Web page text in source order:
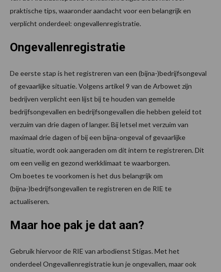
praktische tips, waaronder aandacht voor een belangrijk en
verplicht onderdeel: ongevallenregistratie.
Ongevallenregistratie
De eerste stap is het registreren van een (bijna-)bedrijfsongeval
of gevaarlijke situatie. Volgens artikel 9 van de Arbowet zijn
bedrijven verplicht een lijst bij te houden van gemelde
bedrijfsongevallen en bedrijfsongevallen die hebben geleid tot
verzuim van drie dagen of langer. Bij letsel met verzuim van
maximaal drie dagen of bij een bijna-ongeval of gevaarlijke
situatie, wordt ook aangeraden om dit intern te registreren. Dit
om een veilig en gezond werkklimaat te waarborgen.
Om boetes te voorkomen is het dus belangrijk om
(bijna-)bedrijfsongevallen te registreren en de RIE te
actualiseren.
Maar hoe pak je dat aan?
Gebruik hiervoor de RIE van arbodienst Stigas. Met het
onderdeel Ongevallenregistratie kun je ongevallen, maar ook